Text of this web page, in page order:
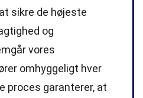
sikre de højeste
og
vores
omhyggeligt hver
proces garanterer, at